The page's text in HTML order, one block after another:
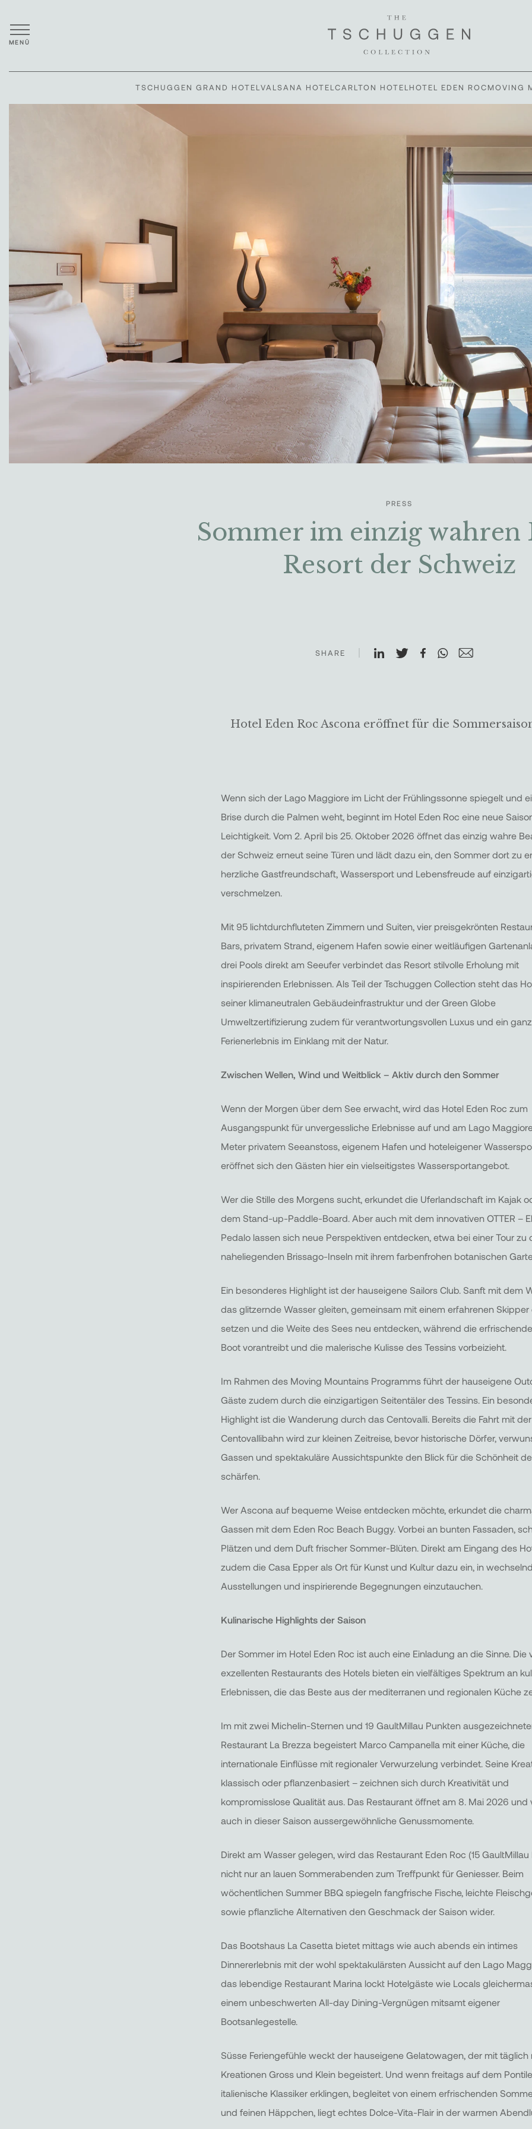
MENÜ
TSCHUGGEN GRAND HOTEL VALSANA HOTEL CARLTON HOTEL HOTEL EDEN ROCMOVING
PRESS
Sommer im einzig wahren
Resort der Schweiz
SHARE
Hotel Eden Roc Ascona eröffnet für die
Wenn sich der Lago Maggiore im Licht der Frühlingssonne spiegelt und
Brise durch die Palmen weht, beginnt im Hotel Eden Roc eine neue
Leichtigkeit. Vom 2. April bis 25. Oktober 2026 öffnet das einzig wahre
der Schweiz erneut seine Türen und lädt dazu ein, den Sommer dort zu
herzliche Gastfreundschaft, Wassersport und Lebensfreude auf
verschmelzen.
Mit 95 lichtdurchfluteten Zimmern und Suiten, vier preisgekrönten
Bars, privatem Strand, eigenem Hafen sowie einer weitläufigen
drei Pools direkt am Seeufer verbindet das Resort stilvolle Erholung mit
inspirierenden Erlebnissen. Als Teil der Tschuggen Collection steht das
seiner klimaneutralen Gebäudeinfrastruktur und der Green Globe
Umweltzertifizierung zudem für verantwortungsvollen Luxus und ein
Ferienerlebnis im Einklang mit der Natur.
Zwischen Wellen, Wind und Weitblick – Aktiv durch den Sommer
Wenn der Morgen über dem See erwacht, wird das Hotel Eden Roc zum
Ausgangspunkt für unvergessliche Erlebnisse auf und am Lago
Meter privatem Seeanstoss, eigenem Hafen und hoteleigener
eröffnet sich den Gästen hier ein vielseitigstes Wassersportangebot.
Wer die Stille des Morgens sucht, erkundet die Uferlandschaft im Kajak
dem Stand-up-Paddle-Board. Aber auch mit dem innovativen OTTER –
Pedalo lassen sich neue Perspektiven entdecken, etwa bei einer Tour zu
naheliegenden Brissago-Inseln mit ihrem farbenfrohen botanischen
Ein besonderes Highlight ist der hauseigene Sailors Club. Sanft mit dem
das glitzernde Wasser gleiten, gemeinsam mit einem erfahrenen Skipper
setzen und die Weite des Sees neu entdecken, während die
Boot vorantreibt und die malerische Kulisse des Tessins vorbeizieht.
Im Rahmen des Moving Mountains Programms führt der hauseigene
Gäste zudem durch die einzigartigen Seitentäler des Tessins. Ein
Highlight ist die Wanderung durch das Centovalli. Bereits die Fahrt mit der
Centovallibahn wird zur kleinen Zeitreise, bevor historische Dörfer,
Gassen und spektakuläre Aussichtspunkte den Blick für die Schönheit
schärfen.
Wer Ascona auf bequeme Weise entdecken möchte, erkundet die
Gassen mit dem Eden Roc Beach Buggy. Vorbei an bunten Fassaden,
Plätzen und dem Duft frischer Sommer-Blüten. Direkt am Eingang des
zudem die Casa Epper als Ort für Kunst und Kultur dazu ein, in
Ausstellungen und inspirierende Begegnungen einzutauchen.
Kulinarische Highlights der Saison
Der Sommer im Hotel Eden Roc ist auch eine Einladung an die Sinne. Die
exzellenten Restaurants des Hotels bieten ein vielfältiges Spektrum an
Erlebnissen, die das Beste aus der mediterranen und regionalen Küche
Im mit zwei Michelin-Sternen und 19 GaultMillau Punkten
Restaurant La Brezza begeistert Marco Campanella mit einer Küche, die
internationale Einflüsse mit regionaler Verwurzelung verbindet. Seine
klassisch oder pflanzenbasiert – zeichnen sich durch Kreativität und
kompromisslose Qualität aus. Das Restaurant öffnet am 8. Mai 2026 und
auch in dieser Saison aussergewöhnliche Genussmomente.
Direkt am Wasser gelegen, wird das Restaurant Eden Roc (15 GaultMillau
nicht nur an lauen Sommerabenden zum Treffpunkt für Geniesser. Beim
wöchentlichen Summer BBQ spiegeln fangfrische Fische, leichte
sowie pflanzliche Alternativen den Geschmack der Saison wider.
Das Bootshaus La Casetta bietet mittags wie auch abends ein intimes
Dinnererlebnis mit der wohl spektakulärsten Aussicht auf den Lago
das lebendige Restaurant Marina lockt Hotelgäste wie Locals
einem unbeschwerten All-day Dining-Vergnügen mitsamt eigener
Bootsanlegestelle.
Süsse Feriengefühle weckt der hauseigene Gelatowagen, der mit täglich
Kreationen Gross und Klein begeistert. Und wenn freitags auf dem Pontile
italienische Klassiker erklingen, begleitet von einem erfrischenden
und feinen Häppchen, liegt echtes Dolce-Vita-Flair in der warmen